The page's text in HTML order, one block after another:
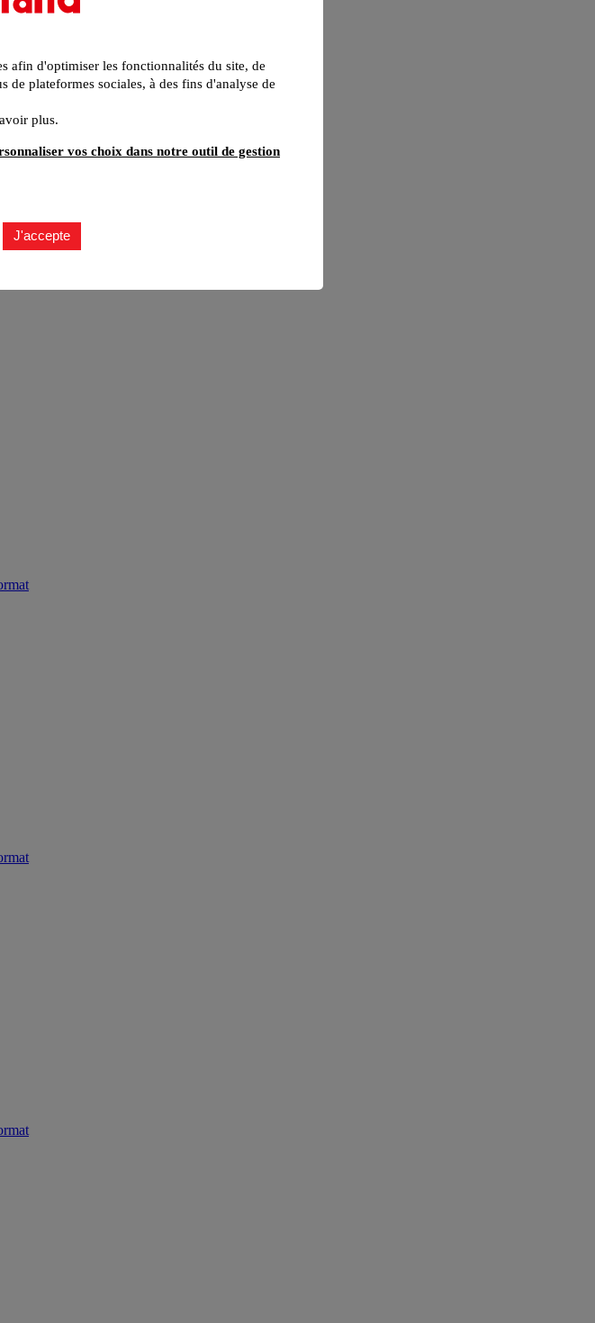
afin d'optimiser les fonctionnalités du site, de
de plateformes sociales, à des fins d'analyse de
plus.
vos choix dans notre outil de gestion
J'accepte